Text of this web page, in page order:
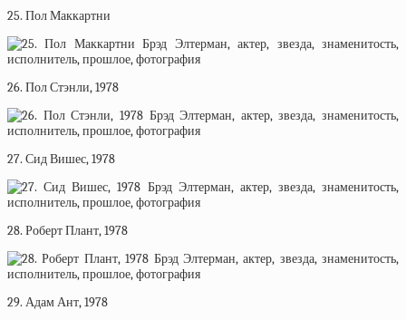
25. Пол Маккартни
26. Пол Стэнли, 1978
27. Сид Вишес, 1978
28. Роберт Плант, 1978
29. Адам Ант, 1978